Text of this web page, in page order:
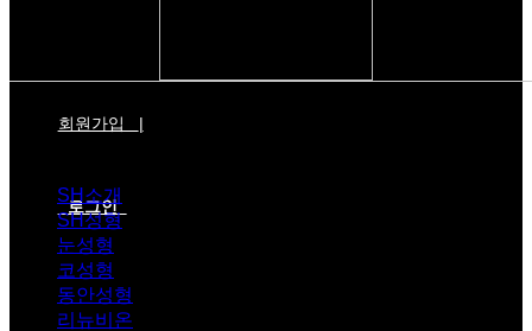
회원가입 |
로그인
SH소개
SH성형
눈성형
코성형
동안성형
리뉴비온